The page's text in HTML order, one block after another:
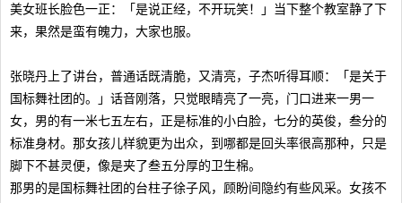
美女班长脸色一正：「是说正经，不开玩笑！」当下整个教室静了下
来，果然是蛮有魄力，大家也服。
张晓丹上了讲台，普通话既清脆，又清亮，子杰听得耳顺：「是关于
国标舞社团的。」话音刚落，只觉眼睛亮了一亮，门口进来一男一
女，男的有一米七五左右，正是标准的小白脸，七分的英俊，叁分的
标准身材。那女孩儿样貌更为出众，到哪都是回头率很高那种，只是
脚下不甚灵便，像是夹了叁五分厚的卫生棉。
那男的是国标舞社团的台柱子徐子风，顾盼间隐约有些风采。女孩不